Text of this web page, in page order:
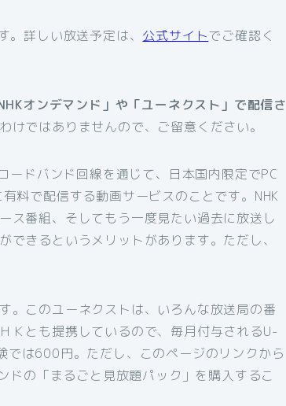
詳しい放送予定は、 公式サイトでご確認く
オンデマンド」や「ユーネクスト」で配信さ
けではありませんので、ご留意ください。
ードバンド回線を通じて、日本国内限定でPC
料で配信する動画サービスのことです。NHK
ス番組、そしてもう一度見たい過去に放送し
きるというメリットがあります。ただし、
。このユーネクストは、いろんな放送局の番
Ｋとも提携しているので、毎月付与されるU-
は600円。ただし、このページのリンクから
の「まるごと見放題パック」を購入するこ